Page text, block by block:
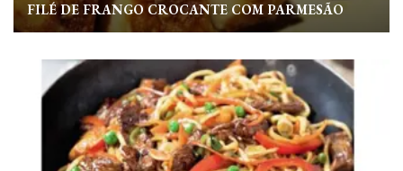
FILÉ DE FRANGO CROCANTE COM PARMESÃO